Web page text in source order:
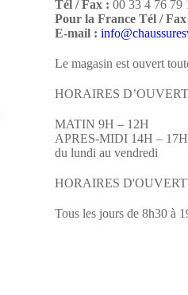
Tél / Fax : 00 33 4 76 79
Pour la France Tél /
E-mail :
Le magasin est ouvert
HORAIRES
MATIN 9H – 12H
APRES-MIDI 14H – 17H
du lundi au vendredi
HORAIRES
Tous les jours de 8h30 à